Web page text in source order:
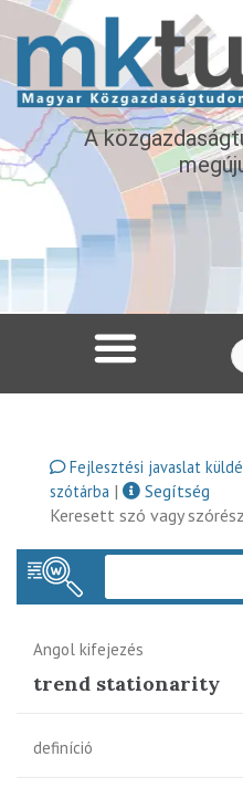
A
Fejlesztési javaslat
szótárba |
Segítség
Keresett szó vagy
Angol kifejezés
trend stationarity
definíció